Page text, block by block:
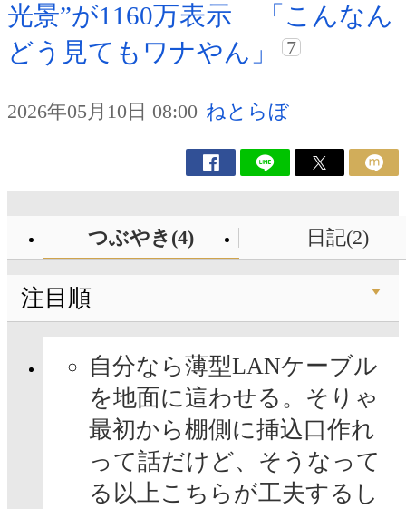
光景”が1160万表示 「こんなん
どう見てもワナやん」
7
2026年05月10日 08:00 ねとらぼ
つぶやき(4) 日記(2)
注目順
自分なら薄型LANケーブル
を地面に這わせる。そりゃ
最初から棚側に挿込口作れ
って話だけど、そうなって
る以上こちらが工夫するし